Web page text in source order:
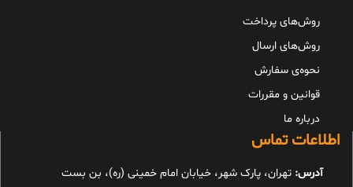
روش‌های پرداخت
روش‌های ارسال
نحوه‌ی سفارش
قوانین و مقررات
درباره ما
اطلاعات تماس
آدرس: تهران، پارک شهر، خیابان امام خمینی (ره)، بن بست